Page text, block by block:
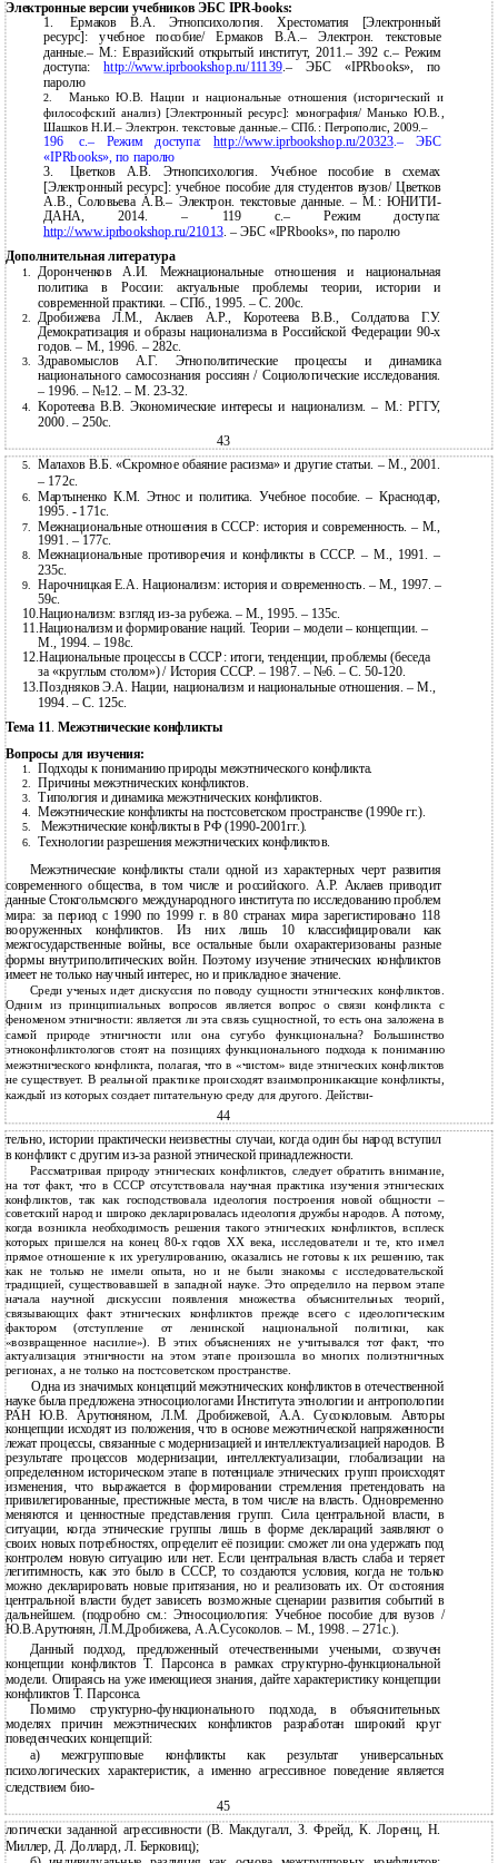
Электронные версии учебников ЭБС IPR-books:
1.
Ермаков В.А. Этнопсихология. Хрестоматия [Электронный
ресурс]: учебное пособие/ Ермаков В.А.– Электрон. текстовые
данные.– М.: Евразийский открытый институт, 2011.– 392 c.– Режим
доступа:http://www.iprbookshop.ru/11139.– ЭБС «IPRbooks», по
паролю
2. Манько Ю.В. Нации и национальные отношения (исторический и
философский анализ) [Электронный ресурс]: монография/ Манько Ю.В.,
Шашков Н.И.– Электрон. текстовые данные.– СПб.: Петрополис, 2009.–
196 c.– Режим доступа:http://www.iprbookshop.ru/20323.– ЭБС
«IPRbooks», по паролю
3.
Цветков А.В. Этнопсихология. Учебное пособие в схемах
[Электронный ресурс]: учебное пособие для студентов вузов/ Цветков
А.В., Соловьева А.В.– Электрон. текстовые данные. – М.: ЮНИТИ-
ДАНА, 2014. – 119 c.– Режим доступа:
http://www.iprbookshop.ru/21013. – ЭБС «IPRbooks», по паролю
Дополнительная литература
1. Доронченков А.И. Межнациональные отношения и национальная
политика в России: актуальные проблемы теории, истории и
современной практики. – СПб., 1995. – C. 200с.
2.
Дробижева Л.М., Аклаев А.Р., Коротеева В.В., Солдатова Г.У.
Демократизация и образы национализма в Российской Федерации 90-х
годов. – М., 1996. – 282с.
3. Здравомыслов А.Г. Этнополитические процессы и динамика
национального самосознания россиян / Социологические исследования.
– 1996. – №12. – М. 23-32.
4. Коротеева В.В. Экономические интересы и национализм. – М.: РГГУ,
2000. – 250с.
43
5.
Малахов В.Б. «Скромное обаяние расизма» и другие статьи. – М., 2001.
– 172с.
6. Мартыненко К.М. Этнос и политика. Учебное пособие. – Краснодар,
1995. - 171с.
7.
Межнациональные отношения в СССР: история и современность. – М.,
1991. – 177с.
8.
Межнациональные противоречия и конфликты в СССР. – М., 1991. –
235с.
9.
Нарочницкая Е.А. Национализм: история и современность. – М., 1997. –
59с.
10.Национализм: взгляд из-за рубежа. – М., 1995. – 135с.
11.Национализм и формирование наций. Теории – модели – концепции. –
М., 1994. – 198с.
12.Национальные процессы в СССР: итоги, тенденции, проблемы (беседа
за «круглым столом») / История СССР. – 1987. – №6. – С. 50-120.
13.Поздняков Э.А. Нации, национализм и национальные отношения. – М.,
1994. – С. 125с.
Тема 11 Межэтнические конфликты
Вопросы для изучения:
1. Подходы к пониманию природы межэтнического конфликта.
2. Причины межэтнических конфликтов.
3. Типология и динамика межэтнических конфликтов.
4. Межэтнические конфликты на постсоветском пространстве (1990е гг.).
5. Межэтнические конфликты в РФ (1990-2001гг.).
6.
Технологии разрешения межэтнических конфликтов.
Межэтнические конфликты стали одной из характерных черт развития
современного общества, в том числе и российского. А.Р. Аклаев приводит
данные Стокгольмского международного института по исследованию проблем
мира: за период с 1990 по 1999 г. в 80 странах мира зарегистировано 118
вооруженных конфликтов. Из них лишь 10 классифицировали как
межгосударственные войны, все остальные были охарактеризованы разные
формы внутриполитических войн. Поэтому изучение этнических конфликтов
имеет не только научный интерес, но и прикладное значение.
Среди ученых идет дискуссия по поводу сущности этнических конфликтов.
Одним из принципиальных вопросов является вопрос о связи конфликта с
феноменом этничности: является ли эта связь сущностной, то есть она заложена в
самой природе этничности или она сугубо функциональна? Большинство
этноконфликтологов стоят на позициях функционального подхода к пониманию
межэтнического конфликта, полагая, что в «чистом» виде этнических конфликтов
не существует. В реальной практике происходят взаимопроникающие конфликты,
каждый из которых создает питательную среду для другого. Действи-
44
тельно, истории практически неизвестны случаи, когда один бы народ вступил
в конфликт с другим из-за разной этнической принадлежности.
Рассматривая природу этнических конфликтов, следует обратить внимание,
на тот факт, что в СССР отсутствовала научная практика изучения этнических
конфликтов, так как господствовала идеология построения новой общности –
советский народ и широко декларировалась идеология дружбы народов. А потому,
когда возникла необходимость решения такого этнических конфликтов, всплеск
которых пришелся на конец 80-х годов ХХ века, исследователи и те, кто имел
прямое отношение к их урегулированию, оказались не готовы к их решению, так
как не только не имели опыта, но и не были знакомы с исследовательской
традицией, существовавшей в западной науке. Это определило на первом этапе
начала научной дискуссии появления множества объяснительных теорий,
связывающих факт этнических конфликтов прежде всего с идеологическим
фактором (отступление от ленинской национальной политики, как
«возвращенное насилие»). В этих объяснениях не учитывался тот факт, что
актуализация этничности на этом этапе произошла во многих полиэтничных
регионах, а не только на постсоветском пространстве.
Одна из значимых концепций межэтнических конфликтов в отечественной
науке была предложена этносоциологами Института этнологии и антропологии
РАН Ю.В. Арутюняном, Л.М. Дробижевой, А.А. Сусоколовым. Авторы
концепции исходят из положения, что в основе межэтнической напряженности
лежат процессы, связанные с модернизацией и интеллектуализацией народов. В
результате процессов модернизации, интеллектуализации, глобализации на
определенном историческом этапе в потенциале этнических групп происходят
изменения, что выражается в формировании стремления претендовать на
привилегированные, престижные места, в том числе на власть. Одновременно
меняются и ценностные представления групп. Сила центральной власти, в
ситуации, когда этнические группы лишь в форме деклараций заявляют о
своих новых потребностях, определит её позиции: сможет ли она удержать под
контролем новую ситуацию или нет. Если центральная власть слаба и теряет
легитимность, как это было в СССР, то создаются условия, когда не только
можно декларировать новые притязания, но и реализовать их. От состояния
центральной власти будет зависеть возможные сценарии развития событий в
дальнейшем. (подробно см.: Этносоциология: Учебное пособие для вузов /
Ю.В.Арутюнян, Л.М.Дробижева, А.А.Сусоколов. – М., 1998. – 271с.).
Данный подход, предложенный отечественными учеными, созвучен
концепции конфликтов Т. Парсонса в рамках структурно-функциональной
модели. Опираясь на уже имеющиеся знания, дайте характеристику концепции
конфликтов Т. Парсонса.
Помимо структурно-функционального подхода, в объяснительных
моделях причин межэтнических конфликтов разработан широкий круг
поведенческих концепций:
а) межгрупповые конфликты как результат универсальных
психологических характеристик, а именно агрессивное поведение является
следствием био-
45
логически заданной агрессивности (В. Макдугалл, З. Фрейд, К. Лоренц, Н.
Миллер, Д. Доллард, Л. Берковиц);